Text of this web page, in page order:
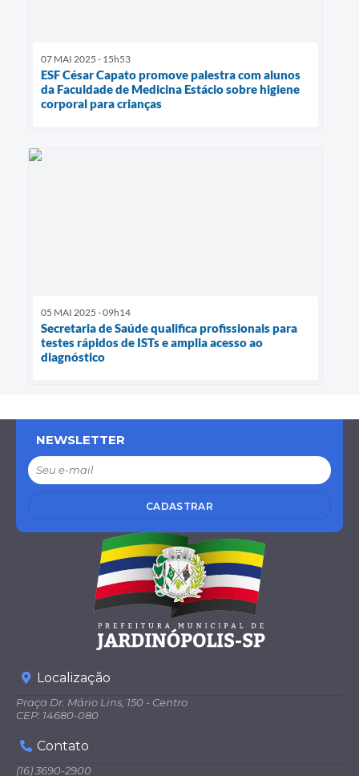
07 MAI 2025 - 15h53
ESF César Capato promove palestra com alunos
da Faculdade de Medicina Estácio sobre higiene
corporal para crianças
05 MAI 2025 - 09h14
Secretaria de Saúde qualifica profissionais para
testes rápidos de ISTs e amplia acesso ao
diagnóstico
NEWSLETTER
CADASTRAR
Localização
Praça Dr. Mário Lins, 150 - Centro
CEP: 14680-080
Contato
(16) 3690-2900